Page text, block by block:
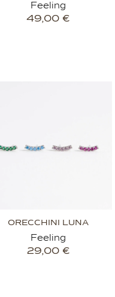
Feeling
49,00 €
ORECCHINI LUNA
Feeling
29,00 €